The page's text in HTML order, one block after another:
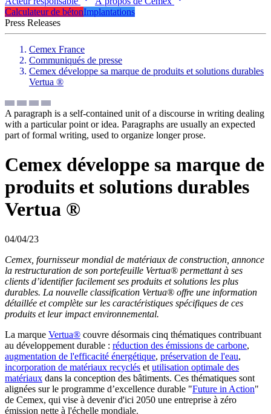
Calculateur de bétonImplantations
Press Releases
Cemex France
Communiqués de presse
Cemex développe sa marque de produits et solutions durables
Vertua ®
A paragraph is a self-contained unit of a discourse in writing dealing
with a particular point or idea. Paragraphs are usually an expected
part of formal writing, used to organize longer prose.
Cemex développe sa marque de
produits et solutions durables
Vertua ®
04/04/23
Cemex, fournisseur mondial de matériaux de construction, annonce
la restructuration de son portefeuille Vertua® permettant à ses
clients d’identifier facilement ses produits et solutions les plus
durables. La nouvelle classification Vertua® offre une information
détaillée et complète sur les caractéristiques spécifiques de ces
produits et leur impact environnemental.
La marque Vertua® couvre désormais cinq thématiques contribuant
au développement durable : réduction des émissions de carbone,
augmentation de l'efficacité énergétique, préservation de l'eau,
incorporation de matériaux recyclés et utilisation optimale des
matériaux dans la conception des bâtiments. Ces thématiques sont
alignées sur le programme d’excellence durable "Future in Action"
de Cemex, qui vise à devenir d'ici 2050 une entreprise à zéro
émission nette à l'échelle mondiale.